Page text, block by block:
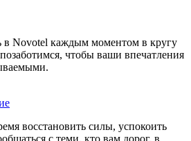
в Novotel каждым моментом в кругу
чтобы ваши впечатления
восстановить силы, успокоить
с теми, кто вам дорог, в